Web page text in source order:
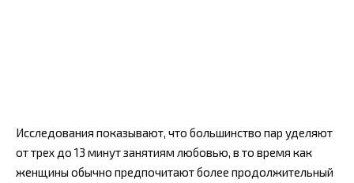
Исследования показывают, что большинство пар уделяют
от трех до 13 минут занятиям любовью, в то время как
женщины обычно предпочитают более продолжительный